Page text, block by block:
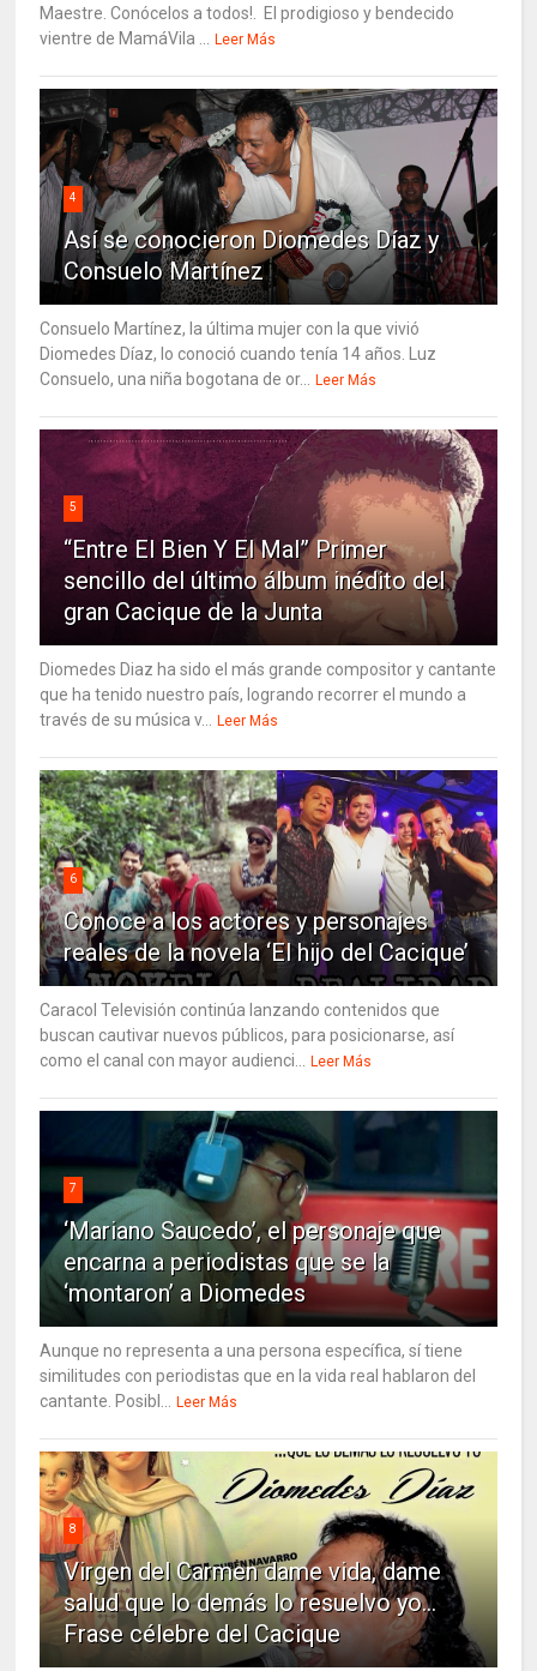
Maestre. Conócelos a todos!. El prodigioso y bendecido
vientre de MamáVila ...
Leer Más
4
Así se conocieron Diomedes Díaz y
Consuelo Martínez
Consuelo Martínez, la última mujer con la que vivió
Diomedes Díaz, lo conoció cuando tenía 14 años. Luz
Consuelo, una niña bogotana de or...
Leer Más
5
“Entre El Bien Y El Mal” Primer
sencillo del último álbum inédito del
gran Cacique de la Junta
Diomedes Diaz ha sido el más grande compositor y cantante
que ha tenido nuestro país, logrando recorrer el mundo a
través de su música v...
Leer Más
6
Conoce a los actores y personajes
reales de la novela ‘El hijo del Cacique’
Caracol Televisión continúa lanzando contenidos que
buscan cautivar nuevos públicos, para posicionarse, así
como el canal con mayor audienci...
Leer Más
7
‘Mariano Saucedo’, el personaje que
encarna a periodistas que se la
‘montaron’ a Diomedes
Aunque no representa a una persona específica, sí tiene
similitudes con periodistas que en la vida real hablaron del
cantante. Posibl...
Leer Más
8
Virgen del Carmen dame vida, dame
salud que lo demás lo resuelvo yo…
Frase célebre del Cacique